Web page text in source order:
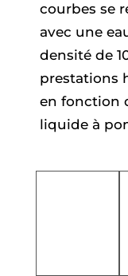
courbes se
avec une
densité de
prestations
en fonction
liquide à